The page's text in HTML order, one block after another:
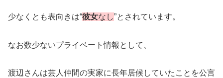
少なくとも表向きは“彼女なし”とされています。
なお数少ないプライベート情報として、
渡辺さんは芸人仲間の実家に長年居候していたことを公言